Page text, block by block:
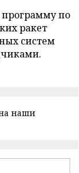
программу по
ракет
систем
наши